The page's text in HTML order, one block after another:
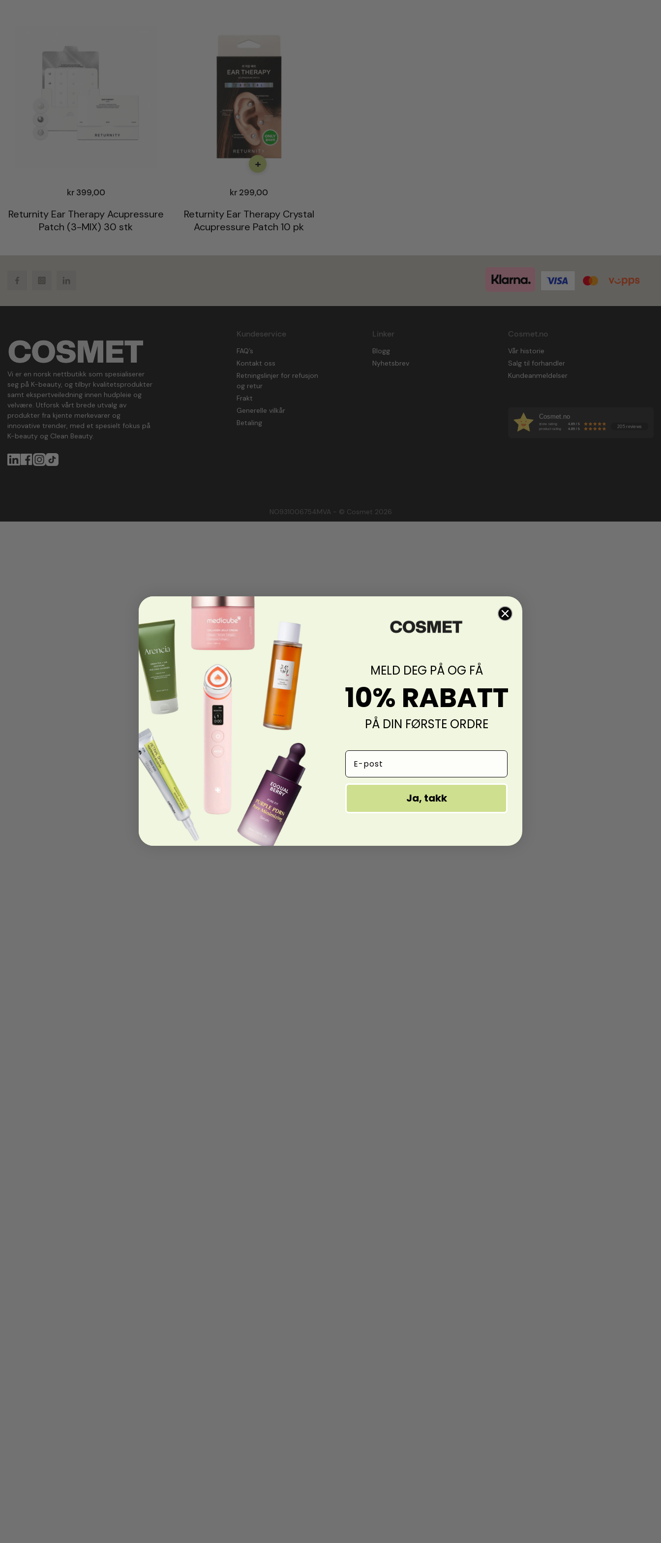
t
e
Returnity Ear Therapy Acupressure
Patch (3-MIX) 30 stk
kr399,00
+
Returnity Ear Therapy Crystal
Acupressure Patch 10 pk
kr 299,00
FacebookInstagramLinkedIn
Vi er en norsk nettbutikk som spesialiserer
seg på K-beauty, og tilbyr kvalitetsprodukter
samt ekspertveiledning innen hudpleie og
velvære. Utforsk vårt brede utvalg av
produkter fra kjente merkevarer og
innovative trender, med et spesielt fokus på
K-beauty og Clean Beauty.
Kundeservice
FAQ’s
Kontakt oss
Retningslinjer for refusjon
og retur
Frakt
Generelle vilkår
Betaling
Linker
Blogg
Nyhetsbrev
Cosmet.no
Vår historie
Salg til forhandler
Kundeanmeldelser
Cosmet.no
store rating
4.89 / 5
product rating
4.89 / 5 205 reviews
NO931006754MVA - © Cosmet 2026
MELD DEG PÅ OG FÅ
10% RABATT
PÅ DIN FØRSTE ORDRE
Email Address
Ja, takk